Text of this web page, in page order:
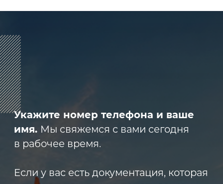
ул. 2-я Брянская, д.34А, офис 401
ИНН 2466160772 КПП 246601001 ОГРН
1152468015391
2023 © ARMET GROUP
Политика конфиденциальности